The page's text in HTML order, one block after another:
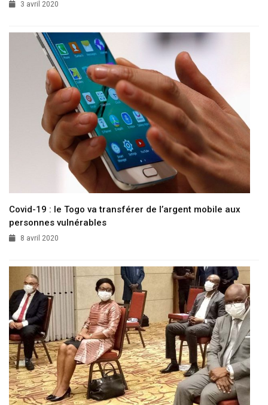
3 avril 2020
Covid-19 : le Togo va transférer de l’argent mobile aux
personnes vulnérables
8 avril 2020